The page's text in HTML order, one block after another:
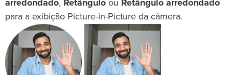
arredondado, Retângulo ou Retângulo arredondado
para a exibição Picture-in-Picture da câmera.